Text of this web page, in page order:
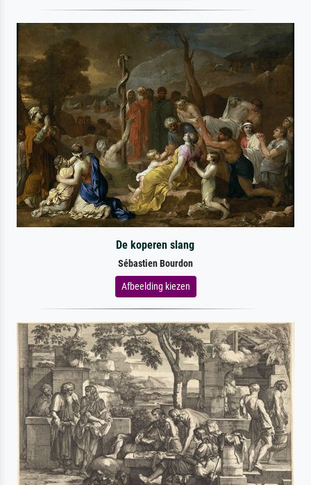
De koperen slang
Sébastien Bourdon
Afbeelding kiezen